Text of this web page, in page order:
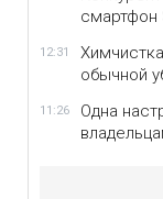
смартфон
12:31
обычной
11:26
Одна